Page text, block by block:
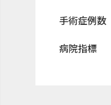
手術症例数
病院指標